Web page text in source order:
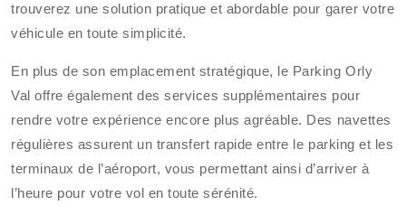
trouverez une solution pratique et abordable pour garer votre
véhicule en toute simplicité.
En plus de son emplacement stratégique, le Parking Orly
Val offre également des services supplémentaires pour
rendre votre expérience encore plus agréable. Des navettes
régulières assurent un transfert rapide entre le parking et les
terminaux de l’aéroport, vous permettant ainsi d’arriver à
l’heure pour votre vol en toute sérénité.